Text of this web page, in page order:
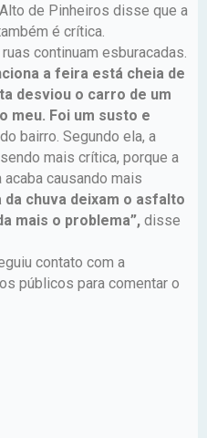
de Pinheiros disse que a
é crítica.
continuam esburacadas.
a feira está cheia de
desviou o carro de um
meu. Foi um susto e
bairro. Segundo ela, a
mais crítica, porque a
causando mais
da chuva deixam o asfalto
mais o problema”, disse
contato com a
públicos para comentar o